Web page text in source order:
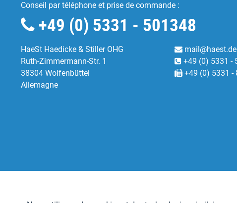
Conseil par téléphone et prise de commande :
+49 (0) 5331 - 501348
HaeSt Haedicke & Stiller OHG
Ruth-Zimmermann-Str. 1
38304 Wolfenbüttel
Allemagne
mail@haest.de
+49 (0) 5331 -
+49 (0) 5331 -